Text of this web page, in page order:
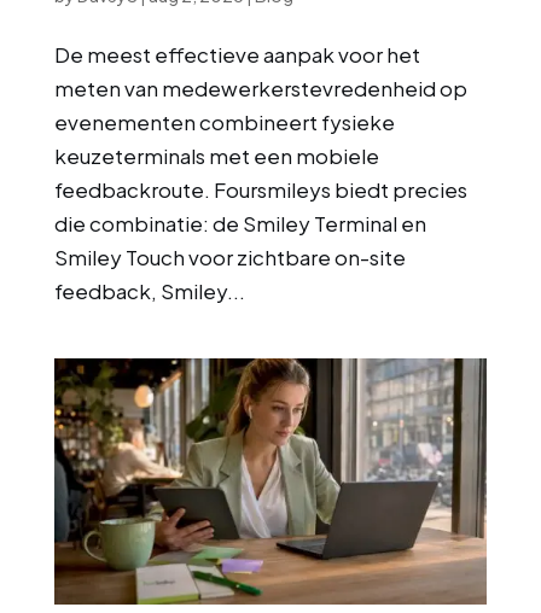
De meest effectieve aanpak voor het
meten van medewerkerstevredenheid op
evenementen combineert fysieke
keuzeterminals met een mobiele
feedbackroute. Foursmileys biedt precies
die combinatie: de Smiley Terminal en
Smiley Touch voor zichtbare on-site
feedback, Smiley...